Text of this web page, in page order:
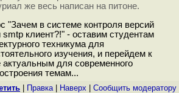
же весь написан на питоне.
"Зачем в системе контроля версий
smtp клиент?!" - оставим студентам
техникума для
изучения, и перейдем к
актуальным для современного
темам...
Правка| Наверх Cообщить модератору